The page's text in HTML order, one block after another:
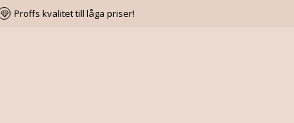
Proffs kvalitet till låga priser!